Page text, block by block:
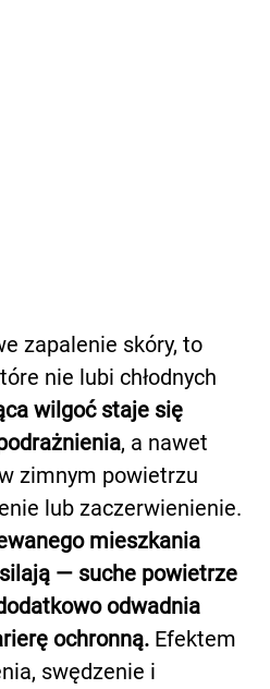
zapalenie skóry, to
nie lubi chłodnych
wilgoć staje się
, a nawet
zimnym powietrzu
lub zaczerwienienie.
mieszkania
— suche powietrze
odwadnia
ochronną. Efektem
swędzenie i